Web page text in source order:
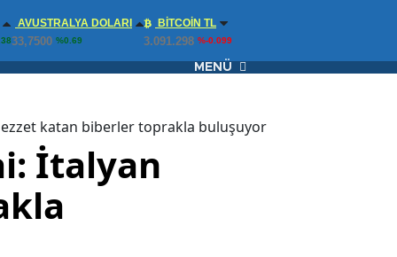
AVUSTRALYA DOLARI
33,7500 %0.69
BITCOIN TL
3.091.298 %-0.099
MENÜ
lezzet katan biberler toprakla buluşuyor
İtalyan